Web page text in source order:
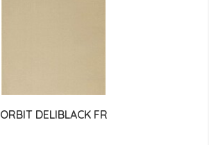
ORBIT DELIBLACK FR